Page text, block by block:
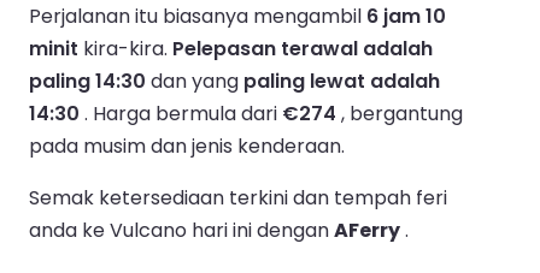
Perjalanan itu biasanya mengambil 6 jam 10
minit kira-kira. Pelepasan terawal adalah
paling 14:30 dan yang paling lewat adalah
14:30 . Harga bermula dari €274 , bergantung
pada musim dan jenis kenderaan.
Semak ketersediaan terkini dan tempah feri
anda ke Vulcano hari ini denganAFerry.